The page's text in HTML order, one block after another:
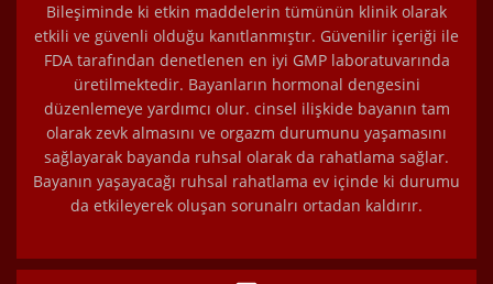
Bileşiminde ki etkin maddelerin tümünün klinik olarak
etkili ve güvenli olduğu kanıtlanmıştır. Güvenilir içeriği ile
FDA tarafından denetlenen en iyi GMP laboratuvarında
üretilmektedir. Bayanların hormonal dengesini
düzenlemeye yardımcı olur. cinsel ilişkide bayanın tam
olarak zevk almasını ve orgazm durumunu yaşamasını
sağlayarak bayanda ruhsal olarak da rahatlama sağlar.
Bayanın yaşayacağı ruhsal rahatlama ev içinde ki durumu
da etkileyerek oluşan sorunalrı ortadan kaldırır.